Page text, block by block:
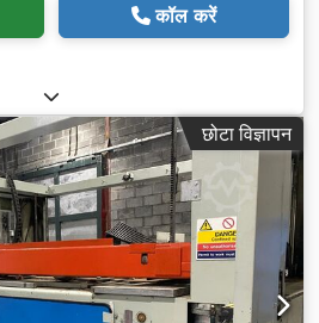
कॉल करें
छोटा विज्ञापन